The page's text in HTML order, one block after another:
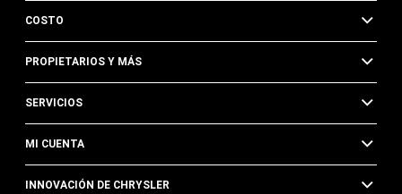
COSTO
PROPIETARIOS Y MÁS
SERVICIOS
MI CUENTA
INNOVACIÓN DE CHRYSLER